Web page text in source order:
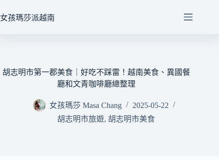
至
女孩瑪莎派越南
胡志明市第一郡美食｜好吃不踩雷！越南美食、異國餐
廳和文青咖啡廳總整理
女孩瑪莎 Masa Chang
2025-05-22
胡志明市旅遊, 胡志明市美食